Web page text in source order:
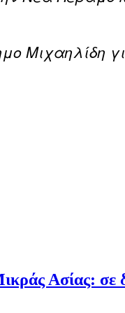
Μιχαηλίδη
Ασίας: